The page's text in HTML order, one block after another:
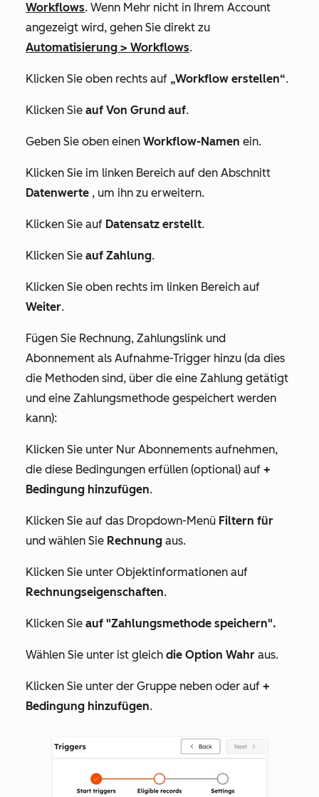
Workflows. Wenn Mehr nicht in Ihrem Account
angezeigt wird, gehen Sie direkt zu
Automatisierung > Workflows.
Klicken Sie oben rechts auf „Workflow erstellen“.
Klicken Sie auf Von Grund auf.
Geben Sie oben einen Workflow-Namen ein.
Klicken Sie im linken Bereich auf den Abschnitt
Datenwerte , um ihn zu erweitern.
Klicken Sie auf Datensatz erstellt.
Klicken Sie auf Zahlung.
Klicken Sie oben rechts im linken Bereich auf
Weiter.
Fügen Sie Rechnung, Zahlungslink und
Abonnement als Aufnahme-Trigger hinzu (da dies
die Methoden sind, über die eine Zahlung getätigt
und eine Zahlungsmethode gespeichert werden
kann):
Klicken Sie unter Nur Abonnements aufnehmen,
die diese Bedingungen erfüllen (optional) auf +
Bedingung hinzufügen.
Klicken Sie auf das Dropdown-Menü Filtern für
und wählen Sie Rechnung aus.
Klicken Sie unter Objektinformationen auf
Rechnungseigenschaften.
Klicken Sie auf "Zahlungsmethode speichern".
Wählen Sie unter ist gleich die Option Wahr aus.
Klicken Sie unter der Gruppe neben oder auf +
Bedingung hinzufügen.